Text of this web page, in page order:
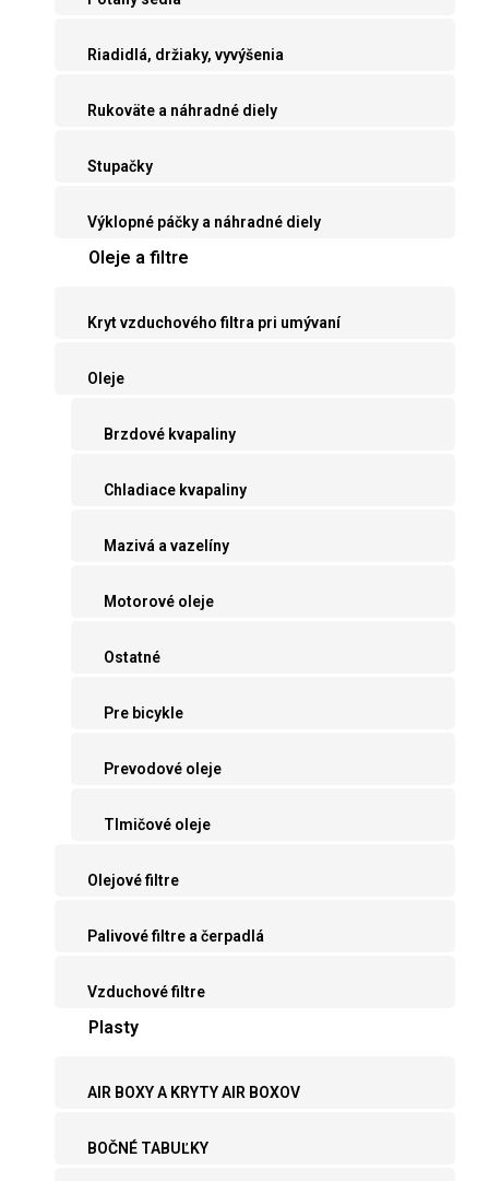
Riadidlá, držiaky, vyvýšenia
Rukoväte a náhradné diely
Stupačky
Výklopné páčky a náhradné diely
Oleje a filtre
Kryt vzduchového filtra pri umývaní
Oleje
Brzdové kvapaliny
Chladiace kvapaliny
Mazivá a vazelíny
Motorové oleje
Ostatné
Pre bicykle
Prevodové oleje
Tlmičové oleje
Olejové filtre
Palivové filtre a čerpadlá
Vzduchové filtre
Plasty
AIR BOXY A KRYTY AIR BOXOV
BOČNÉ TABUĽKY